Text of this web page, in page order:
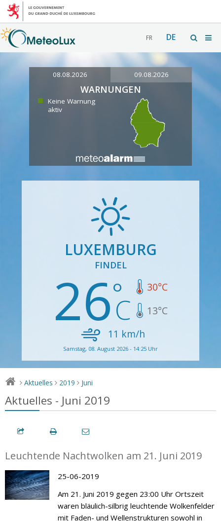
FR DE
08.08.2026 09.08.2026
WARNUNGEN
Keine Warnung
aktiv
LUXEMBURG
FINDEL
26 30°C
13°C
11 km/h
Samstag, 08. August 2026 - 14:25 Uhr
> Aktuelles > 2019 > Juni
Aktuelles - Juni 2019
Leuchtende Nachtwolken am 21. Juni 2019
25-06-2019
Am 21. Juni 2019 gegen 23:00 Uhr Ortszeit
waren bläulich-silbrig leuchtende Wolkenfelder
mit Faden- und Wellenstrukturen sowohl in